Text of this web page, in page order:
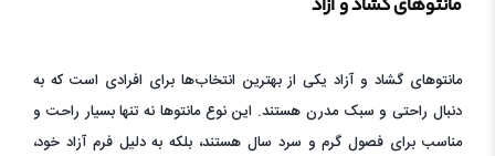
مانتوهای گشاد و آزاد
مانتوهای گشاد و آزاد یکی از بهترین انتخاب‌ها برای افرادی است که به
دنبال راحتی و سبک مدرن هستند. این نوع مانتوها نه تنها بسیار راحت و
مناسب برای فصول گرم و سرد سال هستند، بلکه به دلیل فرم آزاد خود،